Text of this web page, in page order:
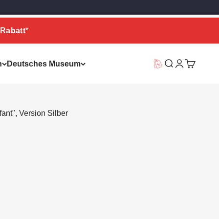
*
Deutsches Museum Vorteilswelt
Suche
Version Silber